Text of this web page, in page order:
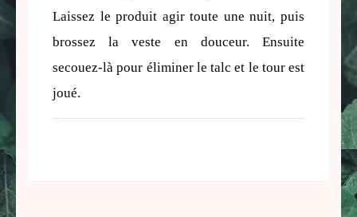
Laissez le produit agir toute une nuit, puis
brossez la veste en douceur. Ensuite
secouez-là pour éliminer le talc et le tour est
joué.